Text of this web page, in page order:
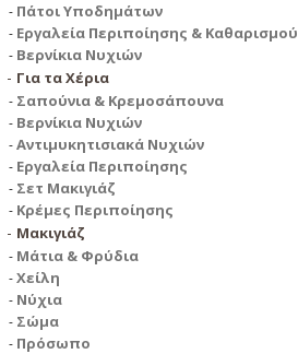
Πάτοι Υποδημάτων
Εργαλεία Περιποίησης & Καθαρισμού
Βερνίκια Νυχιών
Για τα Χέρια
Σαπούνια & Κρεμοσάπουνα
Βερνίκια Νυχιών
Αντιμυκητισιακά Νυχιών
Εργαλεία Περιποίησης
Σετ Μακιγιάζ
Κρέμες Περιποίησης
Μακιγιάζ
Μάτια & Φρύδια
Χείλη
Νύχια
Σώμα
Πρόσωπο